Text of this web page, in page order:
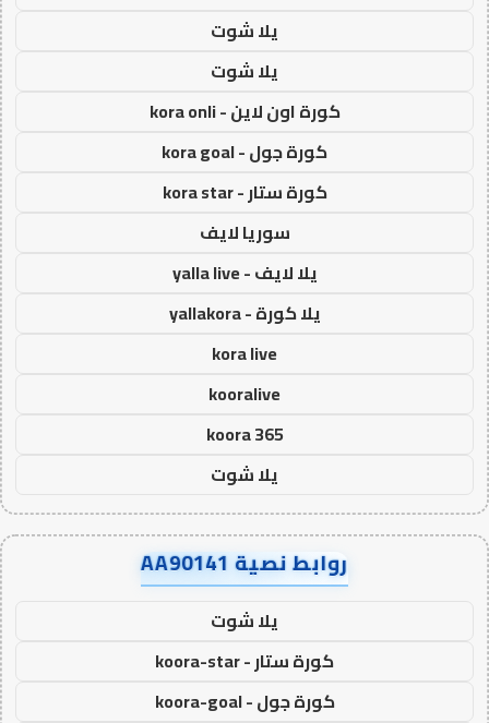
يلا شوت
يلا شوت
كورة اون لاين - kora onli
كورة جول - kora goal
كورة ستار - kora star
سوريا لايف
يلا لايف - yalla live
يلا كورة - yallakora
kora live
kooralive
koora 365
يلا شوت
روابط نصية AA90141
يلا شوت
كورة ستار - koora-star
كورة جول - koora-goal